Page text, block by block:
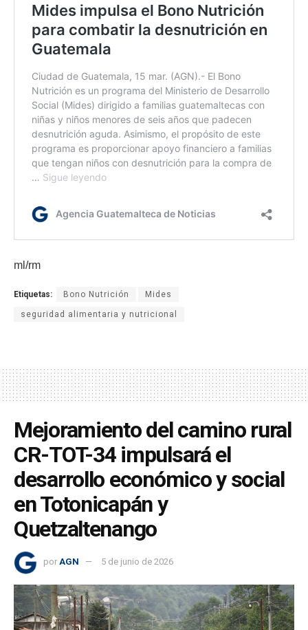
ml/rm
Etiquetas: Bono Nutrición Mides
seguridad alimentaria y nutricional
Mejoramiento del camino rural
CR-TOT-34 impulsará el
desarrollo económico y social
en Totonicapán y
Quetzaltenango
por AGN 5 de junio de 2026